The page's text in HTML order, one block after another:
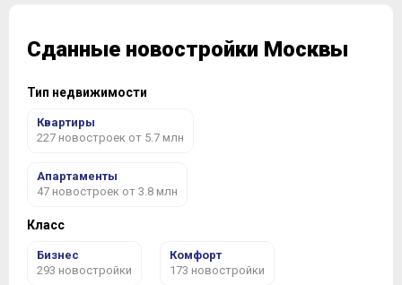
Сданные новостройки Москвы
Тип недвижимости
Квартиры
227 новостроек от 5.7 млн
Апартаменты
47 новостроек от 3.8 млн
Класс
Бизнес
293 новостройки
Комфорт
173 новостройки